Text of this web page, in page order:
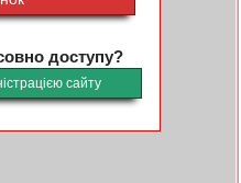
доступу?
сайту